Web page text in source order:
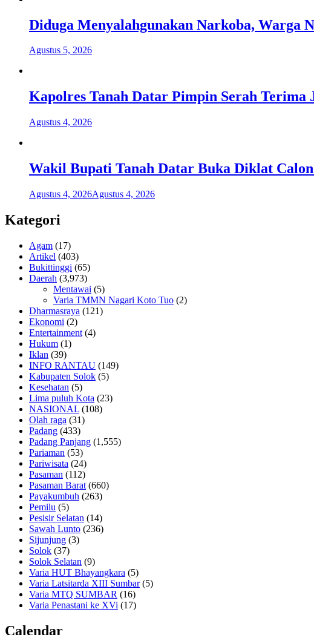
Diduga Menyalahgunakan Narkoba, Warga
Agustus 5, 2026
Kapolres Tanah Datar Pimpin Serah
Agustus 4, 2026
Wakil Bupati Tanah Datar Buka Diklat
Agustus 4, 2026Agustus 4, 2026
Kategori
Agam (17)
Artikel (403)
Bukittinggi (65)
Daerah (3,973)
Mentawai (5)
Varia TMMN Nagari Koto Tuo (2)
Dharmasraya (121)
Ekonomi (2)
Entertainment (4)
Hukum (1)
Iklan (39)
INFO RANTAU (149)
Kabupaten Solok (5)
Kesehatan (5)
Lima puluh Kota (23)
NASIONAL (108)
Olah raga (31)
Padang (433)
Padang Panjang (1,555)
Pariaman (53)
Pariwisata (24)
Pasaman (112)
Pasaman Barat (660)
Payakumbuh (263)
Pemilu (5)
Pesisir Selatan (14)
Sawah Lunto (236)
Sijunjung (3)
Solok (37)
Solok Selatan (9)
Varia HUT Bhayangkara (5)
Varia Latsitarda XIII Sumbar(5)
Varia MTQ SUMBAR (16)
Varia Penastani ke XVi (17)
Calendar